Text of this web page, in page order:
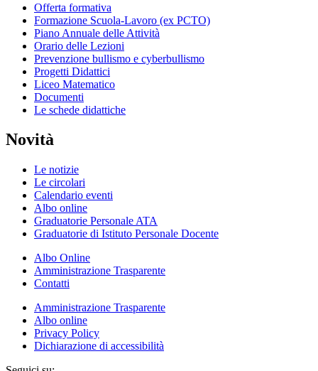
Offerta formativa
Formazione Scuola-Lavoro (ex PCTO)
Piano Annuale delle Attività
Orario delle Lezioni
Prevenzione bullismo e cyberbullismo
Progetti Didattici
Liceo Matematico
Documenti
Le schede didattiche
Novità
Le notizie
Le circolari
Calendario eventi
Albo online
Graduatorie Personale ATA
Graduatorie di Istituto Personale Docente
Albo Online
Amministrazione Trasparente
Contatti
Amministrazione Trasparente
Albo online
Privacy Policy
Dichiarazione di accessibilità